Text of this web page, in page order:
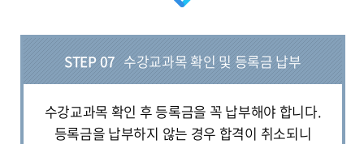
STEP 07 수강교과목 확인 및 등록금 납부
수강교과목 확인 후 등록금을 꼭 납부해야 합니다.
등록금을 납부하지 않는 경우 합격이 취소되니